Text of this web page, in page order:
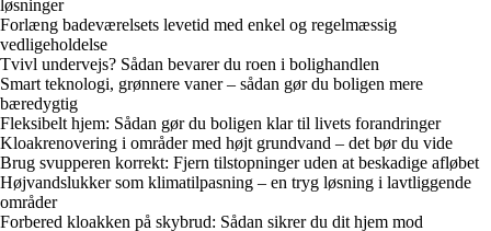
løsninger
Forlæng badeværelsets levetid med enkel og regelmæssig
vedligeholdelse
Tvivl undervejs? Sådan bevarer du roen i bolighandlen
Smart teknologi, grønnere vaner – sådan gør du boligen mere
bæredygtig
Fleksibelt hjem: Sådan gør du boligen klar til livets forandringer
Kloakrenovering i områder med højt grundvand – det bør du vide
Brug svupperen korrekt: Fjern tilstopninger uden at beskadige afløbet
Højvandslukker som klimatilpasning – en tryg løsning i lavtliggende
områder
Forbered kloakken på skybrud: Sådan sikrer du dit hjem mod